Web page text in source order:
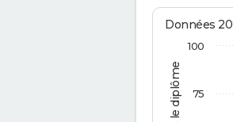
Données
75
100